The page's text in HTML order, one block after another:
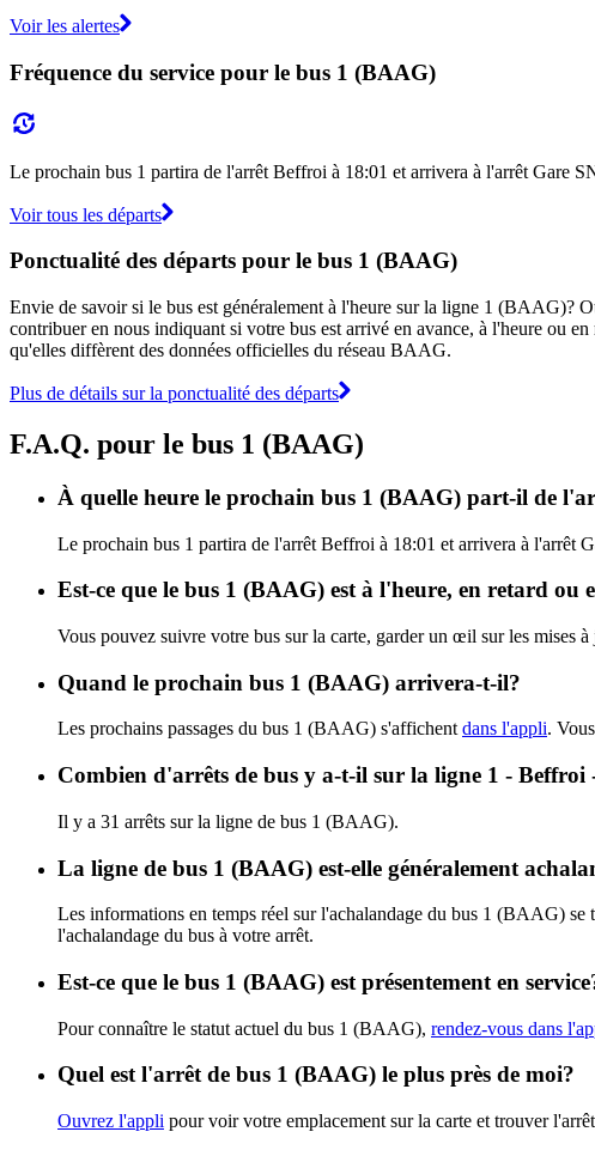
Voir les alertes
Fréquence du service pour le bus 1 (BAAG)
Le prochain bus 1 partira de l'arrêt Beffroi à 18:01 et arrivera à l'arrêt Gare
Voir tous les départs
Ponctualité des départs pour le bus 1 (BAAG)
Envie de savoir si le bus est généralement à l'heure sur la ligne 1 (BAAG)?
contribuer en nous indiquant si votre bus est arrivé en avance, à l'heure ou
qu'elles diffèrent des données officielles du réseau BAAG.
Plus de détails sur la ponctualité des départs
F.A.Q. pour le bus 1 (BAAG)
À quelle heure le prochain bus 1 (BAAG) part-il de
Le prochain bus 1 partira de l'arrêt Beffroi à 18:01 et arrivera à l'arrêt
Est-ce que le bus 1 (BAAG) est à l'heure, en retard ou
Vous pouvez suivre votre bus sur la carte, garder un œil sur les mises
Quand le prochain bus 1 (BAAG) arrivera-t-il?
Les prochains passages du bus 1 (BAAG) s'affichent dans l'appli.
Combien d'arrêts de bus y a-t-il sur la ligne 1 -
Il y a 31 arrêts sur la ligne de bus 1 (BAAG).
La ligne de bus 1 (BAAG) est-elle généralement
Les informations en temps réel sur l'achalandage du bus 1 (BAAG) se
l'achalandage du bus à votre arrêt.
Est-ce que le bus 1 (BAAG) est présentement en
Pour connaître le statut actuel du bus 1 (BAAG), rendez-vous dans
Quel est l'arrêt de bus 1 (BAAG) le plus près de moi?
Ouvrez l'appli pour voir votre emplacement sur la carte et trouver